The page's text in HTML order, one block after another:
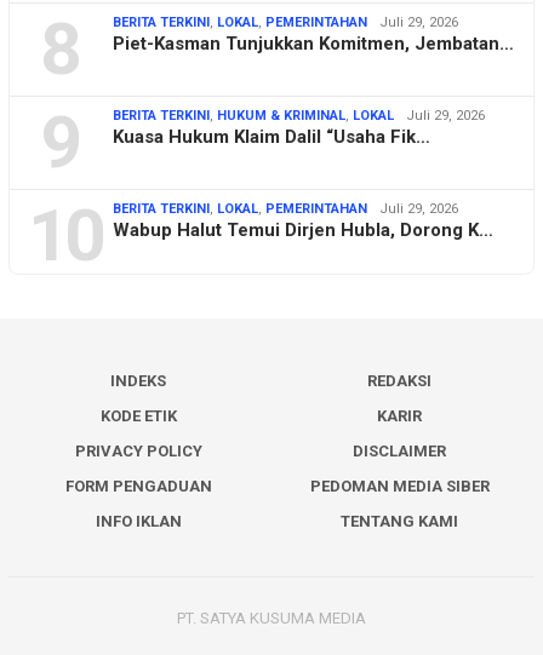
8 BERITA TERKINI, LOKAL, PEMERINTAHAN Juli 29, 2026
Piet-Kasman Tunjukkan Komitmen, Jembatan…
9 BERITA TERKINI, HUKUM & KRIMINAL, LOKAL Juli 29, 2026
Kuasa Hukum Klaim Dalil “Usaha Fik…
10 BERITA TERKINI, LOKAL, PEMERINTAHAN Juli 29, 2026
Wabup Halut Temui Dirjen Hubla, Dorong K…
INDEKS
REDAKSI
KODE ETIK
KARIR
PRIVACY POLICY
DISCLAIMER
FORM PENGADUAN
PEDOMAN MEDIA SIBER
INFO IKLAN
TENTANG KAMI
PT. SATYA KUSUMA MEDIA